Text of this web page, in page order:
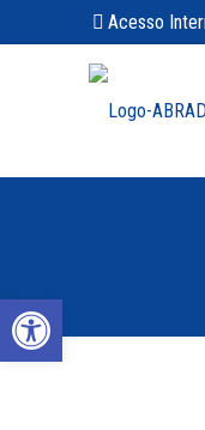
Abrir a barra de ferramentas
Acesso